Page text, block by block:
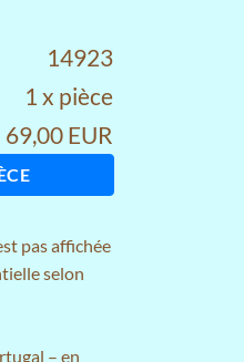
14923
1 x pièce
69,00 EUR
pas affichée
selon
– en